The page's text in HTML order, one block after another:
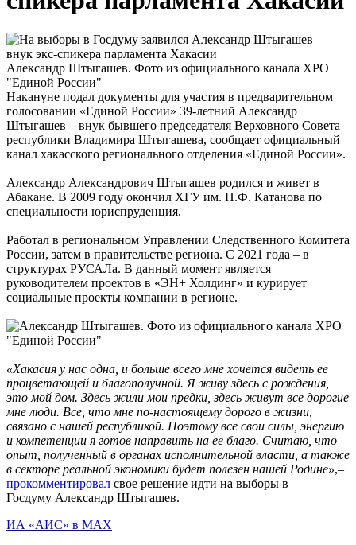
Александр Штыгашев. Фото из официального канала ХРО
"Единой России"
Накануне подал документы для участия в предварительном
голосовании «Единой России» 39-летний Александр
Штыгашев – внук бывшего председателя Верховного Совета
республики Владимира Штыгашева, сообщает официальный
канал хакасского регионального отделения «Единой России».
Александр Александрович Штыгашев родился и живет в
Абакане. В 2009 году окончил ХГУ им. Н.Ф. Катанова по
специальности юриспруденция.
Работал в региональном Управлении Следственного Комитета
России, затем в правительстве региона. С 2021 года – в
структурах РУСАЛа. В данный момент является
руководителем проектов в «ЭН+ Холдинг» и курирует
социальные проекты компании в регионе.
«Хакасия у нас одна, и больше всего мне хочется видеть ее
процветающей и благополучной. Я живу здесь с рождения,
это мой дом. Здесь жили мои предки, здесь живут все дорогие
мне люди. Все, что мне по-настоящему дорого в жизни,
связано с нашей республикой. Поэтому все свои силы, энергию
и компетенции я готов направить на ее благо. Считаю, что
опыт, полученный в органах исполнительной власти, а также
в секторе реальной экономики будет полезен нашей Родине»,–
прокомментировал свое решение идти на выборы в
Госдуму Александр Штыгашев.
ИА «АИС» в МАХ